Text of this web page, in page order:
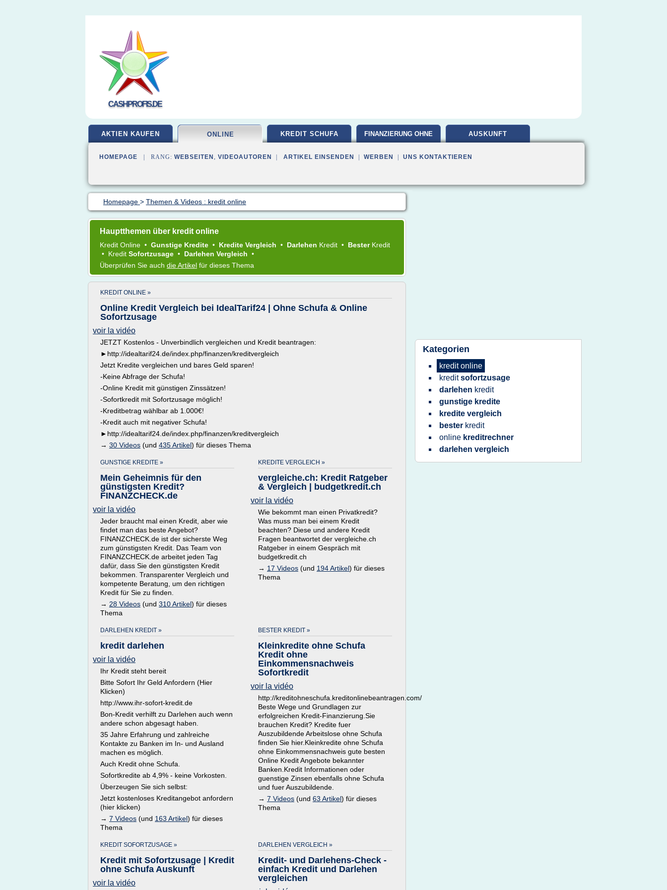
CASHPROFIS.DE
AKTIEN KAUFEN ONLINE KREDIT SCHUFA FINANZIERUNG OHNE AUSKUNFT
HOMEPAGE | RANG: WEBSEITEN , VIDEOAUTOREN ARTIKEL EINSENDEN WERBEN UNS KONTAKTIEREN
Homepage > Themen & Videos : kredit online
Hauptthemen über kredit online
Kredit Online • Gunstige Kredite • Kredite Vergleich • Darlehen Kredit • Bester Kredit
• Kredit Sofortzusage • Darlehen Vergleich •
Überprüfen Sie auch die Artikel für dieses Thema
KREDIT ONLINE »
Online Kredit Vergleich bei IdealTarif24 | Ohne Schufa & Online
Sofortzusage
voir la vidéo
JETZT Kostenlos - Unverbindlich vergleichen und Kredit beantragen:
►http://idealtarif24.de/index.php/finanzen/kreditvergleich
Jetzt Kredite vergleichen und bares Geld sparen!
-Keine Abfrage der Schufa!
-Online Kredit mit günstigen Zinssätzen!
-Sofortkredit mit Sofortzusage möglich!
-Kreditbetrag wählbar ab 1.000€!
-Kredit auch mit negativer Schufa!
►http://idealtarif24.de/index.php/finanzen/kreditvergleich
→ 30 Videos (und 435 Artikel) für dieses Thema
GUNSTIGE KREDITE »
Mein Geheimnis für den
günstigsten Kredit?
FINANZCHECK.de
voir la vidéo
Jeder braucht mal einen Kredit, aber wie
findet man das beste Angebot?
FINANZCHECK.de ist der sicherste Weg
zum günstigsten Kredit. Das Team von
FINANZCHECK.de arbeitet jeden Tag
dafür, dass Sie den günstigsten Kredit
bekommen. Transparenter Vergleich und
kompetente Beratung, um den richtigen
Kredit für Sie zu finden.
→ 28 Videos (und 310 Artikel) für dieses
Thema
KREDITE VERGLEICH »
vergleiche.ch: Kredit Ratgeber
& Vergleich | budgetkredit.ch
voir la vidéo
Wie bekommt man einen Privatkredit?
Was muss man bei einem Kredit
beachten? Diese und andere Kredit
Fragen beantwortet der vergleiche.ch
Ratgeber in einem Gespräch mit
budgetkredit.ch
→ 17 Videos (und 194 Artikel) für dieses
Thema
DARLEHEN KREDIT »
kredit darlehen
voir la vidéo
Ihr Kredit steht bereit
Bitte Sofort Ihr Geld Anfordern (Hier
Klicken)
http://www.ihr-sofort-kredit.de
Bon-Kredit verhilft zu Darlehen auch wenn
andere schon abgesagt haben.
35 Jahre Erfahrung und zahlreiche
Kontakte zu Banken im In- und Ausland
machen es möglich.
Auch Kredit ohne Schufa.
Sofortkredite ab 4,9% - keine Vorkosten.
Überzeugen Sie sich selbst:
Jetzt kostenloses Kreditangebot anfordern
(hier klicken)
→ 7 Videos (und 163 Artikel) für dieses
Thema
BESTER KREDIT »
Kleinkredite ohne Schufa
Kredit ohne
Einkommensnachweis
Sofortkredit
voir la vidéo
http://kreditohneschufa.kreditonlinebeantragen.com/
Beste Wege und Grundlagen zur
erfolgreichen Kredit-Finanzierung.Sie
brauchen Kredit? Kredite fuer
Auszubildende Arbeitslose ohne Schufa
finden Sie hier.Kleinkredite ohne Schufa
ohne Einkommensnachweis gute besten
Online Kredit Angebote bekannter
Banken.Kredit Informationen oder
guenstige Zinsen ebenfalls ohne Schufa
und fuer Auszubildende.
→ 7 Videos (und 63 Artikel) für dieses
Thema
KREDIT SOFORTZUSAGE »
Kredit mit Sofortzusage | Kredit
ohne Schufa Auskunft
voir la vidéo
DARLEHEN VERGLEICH »
Kredit- und Darlehens-Check -
einfach Kredit und Darlehen
vergleichen
Kategorien
kredit online
kreditsofortzusage
darlehen kredit
gunstige kredite
kredite vergleich
bester kredit
online kreditrechner
darlehen vergleich